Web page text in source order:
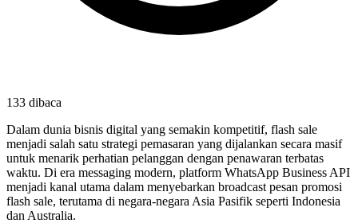
133 dibaca
Dalam dunia bisnis digital yang semakin kompetitif, flash sale
menjadi salah satu strategi pemasaran yang dijalankan secara masif
untuk menarik perhatian pelanggan dengan penawaran terbatas
waktu. Di era messaging modern, platform WhatsApp Business API
menjadi kanal utama dalam menyebarkan broadcast pesan promosi
flash sale, terutama di negara-negara Asia Pasifik seperti Indonesia
dan Australia.